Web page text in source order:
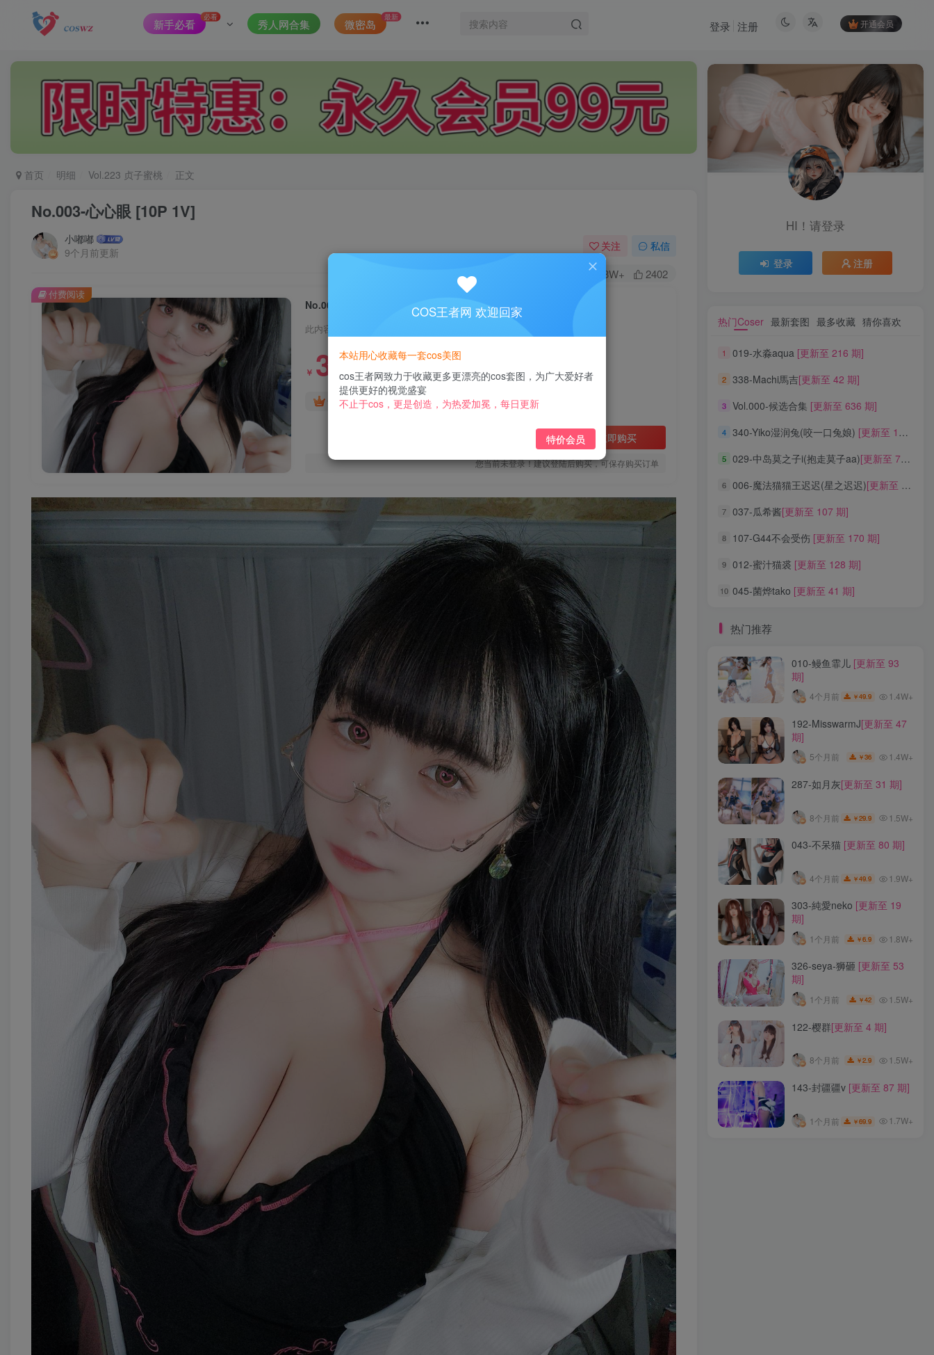
新手必看 必看 秀人网合集 微密岛 最新
开通会员
登录 注册
首页 明细 Vol.223 贞子蜜桃 正文
No.003-心心眼 [10P 1V]
小嘟嘟
9个月前更新
关注 私信
1.3W+ 2402
No.003-心心眼 [10P 1V]
此内容为付费阅读，请付费后查看
￥ 3
黄金会员免费 钻石会员免费
立即购买
您当前未登录！建议登陆后购买，可保存购买订单
付费阅读
HI！请登录
登录 注册
热门Coser 最新套图 最多收藏 猜你喜欢
1 019-水淼aqua [更新至 216 期]
2 338-Machi馬吉[更新至 42 期]
3 Vol.000-候选合集 [更新至 636 期]
4 340-Yiko湿润兔(咬一口兔娘) [更新至 136 期]
5 029-中岛莫之子i(抱走莫子aa)[更新至 76 期]
6 006-魔法猫猫王迟迟(星之迟迟)[更新至 320 期]
7 037-瓜希酱[更新至 107 期]
8 107-G44不会受伤 [更新至 170 期]
9 012-蜜汁猫裘 [更新至 128 期]
10 045-菌烨tako [更新至 41 期]
热门推荐
010-鳗鱼霏儿 [更新至 93
期]
4个月前 ￥49.9 1.4W+
192-MisswarmJ[更新至 47
期]
5个月前 ￥36 1.4W+
287-如月灰[更新至 31 期]
8个月前 ￥29.9 1.5W+
043-不呆猫 [更新至 80 期]
4个月前 ￥49.9 1.9W+
303-純愛neko [更新至 19
期]
1个月前 ￥6.9 1.8W+
326-seya-狮砸 [更新至 53
期]
1个月前 ￥42 1.5W+
122-樱群[更新至 4 期]
8个月前 ￥2.9 1.5W+
143-封疆疆v [更新至 87 期]
1个月前 ￥69.9 1.7W+
HI！请登录
登录 注册
热门Coser 最新套图 最多收藏 猜你喜欢
1 019-水淼aqua [更新至 216 期]
2 338-Machi馬吉[更新至 42 期]
3 Vol.000-候选合集 [更新至 636 期]
4 340-Yiko湿润兔(咬一口兔娘) [更新至 136 期]
5 029-中岛莫之子i(抱走莫子aa)[更新至 76 期]
6 006-魔法猫猫王迟迟(星之迟迟)[更新至 320 期]
7 037-瓜希酱[更新至 107 期]
8 107-G44不会受伤 [更新至 170 期]
9 012-蜜汁猫裘 [更新至 128 期]
10 045-菌烨tako [更新至 41 期]
标签云
龙年活动 龙宫地狱 龙娘图鉴
龙娘
龙姬
龙华妃咲JK
龙华妃咲
黛尔 黑龙贯通
黑黑麦
黑馆晴奈
黑靡烟旗袍 黑钻兔子
黑金
黑贞德泳装
黑贞兔子
黑见芹香
黑裤妹
热门推荐
期]
期]
期]
COS王者网 欢迎回家
本站用心收藏每一套cos美图
cos王者网致力于收藏更多更漂亮的cos套图，为广大爱好者
提供更好的视觉盛宴
不止于cos，更是创造，为热爱加冕，每日更新
特价会员